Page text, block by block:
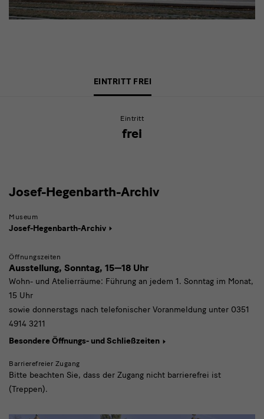
EintrittspreiseEINTRITT FREI
Eintritt
frei
Josef-
Hegenbarth-
Archiv
Josef-Hegenbarth-Archiv
Museum
Josef-Hegenbarth-Archiv
Öffnungszeiten
Ausstellung, Sonntag, 15—18 Uhr
Wohn- und Atelierräume: Führung an jedem 1. Sonntag im Monat,
15 Uhr
sowie donnerstags nach telefonischer Voranmeldung unter 0351
4914 3211
Besondere Öffnungs- und Schließzeiten
Barrierefreier Zugang
Bitte beachten Sie, dass der Zugang nicht barrierefrei ist
(Treppen).